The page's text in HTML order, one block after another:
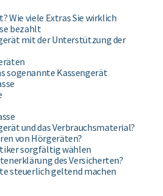
Wie viele Extras Sie wirklich
bezahlt
mit der Unterstützung der
sogenannte Kassengerät
und das Verbrauchsmaterial?
von Hörgeräten?
sorgfältig wählen
des Versicherten?
steuerlich geltend machen